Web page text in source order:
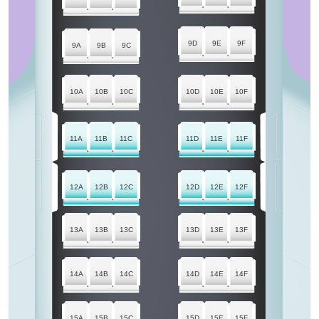
14A 14B 14C 14D 14E 14F
13A 13B 13C 13D 13E 13F
12A 12B 12C 12D 12E 12F
11A 11B 11C 11D 11E 11F
10A 10B 10C 10D 10E 10F
9A 9B 9C 9D 9E 9F